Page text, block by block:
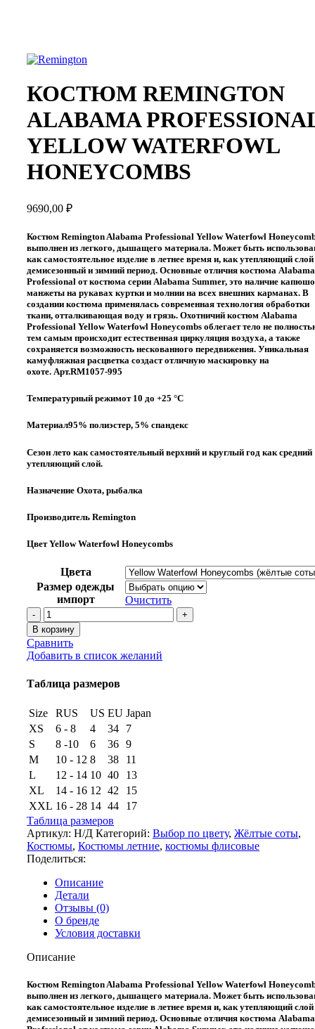
КОСТЮМ REMINGTON
ALABAMA
YELLOW WATERFOWL
HONEYCOMBS
9690,00 ₽
Костюм Remington Alabama Professional Yellow Waterfowl
выполнен из легкого, дышащего материала. Может быть
как самостоятельное изделие в летнее время и, как утепляющий
демисезонный и зимний период. Основные отличия костюма Alabama
Professional от костюма серии Alabama Summer, это наличие
манжеты на рукавах куртки и молнии на всех внешних карманах. В
создании костюма применялась современная технология обработки
ткани, отталкивающая воду и грязь. Охотничий костюм Alabama
Professional Yellow Waterfowl Honeycombs облегает тело не
тем самым происходит естественная циркуляция воздуха, а также
сохраняется возможность нескованного передвижения. Уникальная
камуфляжная расцветка создаст отличную маскировку на
охоте. Арт.RM1057-995
Температурный режимот 10 до +25 °C
Материал95% полиэстер, 5% спандекс
Сезон лето как самостоятельный верхний и круглый год как средний
утепляющий слой.
Назначение Охота, рыбалка
Производитель Remington
Цвет Yellow Waterfowl Honeycombs
Цвета
Размер одежды
импорт
Очистить
Количество
товара
КОСТЮМ
REMINGTON
ALABAMA
YELLOW
HONEYCOMBS
В корзину
Сравнить
Добавить в список желаний
Таблица размеров
Size RUS US EU Japan
XS
6 - 8 4 34
7
S
8 -10 6 36 9
M
10 - 12 8 38
11
L
12 - 14 10 40
13
XL
14 - 16 12 42
15
XXL 16 - 28 14 44
17
Таблица размеров
Артикул: Н/Д Категорий: Выбор по цвету, Жёлтые соты,
Костюмы, Костюмы летние, костюмы флисовые
Поделиться:
Описание
Детали
Отзывы (0)
О бренде
Условия доставки
Описание
Костюм Remington Alabama Professional Yellow Waterfowl
выполнен из легкого, дышащего материала. Может быть
как самостоятельное изделие в летнее время и, как утепляющий
демисезонный и зимний период. Основные отличия костюма Alabama